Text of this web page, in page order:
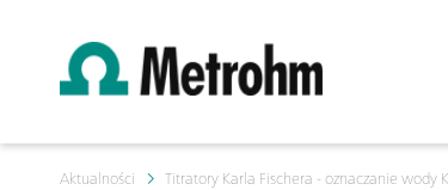
Aktualności Titratory Karla Fischera - oznaczanie wody